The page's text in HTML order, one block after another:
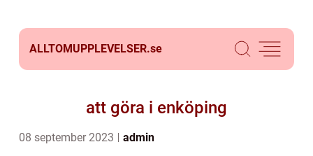
ALLTOMUPPLEVELSER.se
att göra i enköping
08 september 2023 admin